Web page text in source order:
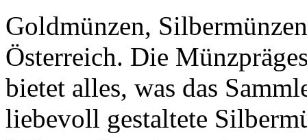
Goldmünzen,
Österreich. Die
bietet alles, was das
liebevoll gestaltete